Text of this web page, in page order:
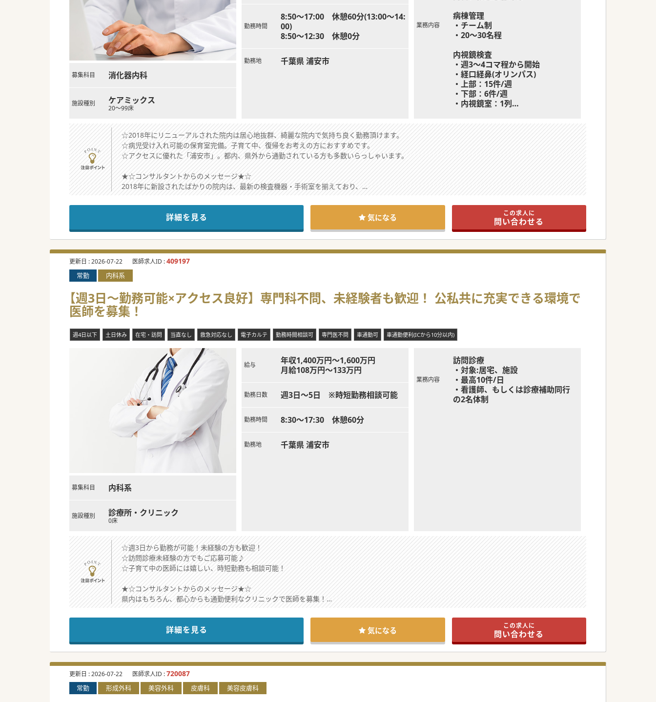
募集科目 消化器内科
施設種別 ケアミックス
20～99床
勤務時間
8:50～17:00 休憩60分(13:00～14:
00)
8:50～12:30 休憩0分
勤務地 千葉県 浦安市
業務内容
病棟管理
・チーム制
・20～30名程
内視鏡検査
・週3～4コマ程から開始
・経口経鼻(オリンパス)
・上部：15件/週
・下部：6件/週
・内視鏡室：1列
・肝胆膵症例：現状無し
救急対応
・救急車：3～5台/日
☆2018年にリニューアルされた院内は居心地抜群、綺麗な院内で気持ち良く勤務頂けます。
☆病児受け入れ可能の保育室完備。子育て中、復帰をお考えの方におすすめです。
☆アクセスに優れた「浦安市」。都内、県外から通勤されている方も多数いらっしゃいます。
★☆コンサルタントからのメッセージ★☆
2018年に新設されたばかりの院内は、最新の検査機器・手術室を揃えており、
常に最適な医療を提供する環境が整っています。
標榜科も多く、それぞれ他科との連携も良いので働きやすい病院です。
病児受け入れ可能の託児所も併設されているので、子育て中の方にもおすすめします。
#秋入職可
詳細を見る 気になる この求人に
問い合わせる
更新日 :2026-07-22 医師求人ID :409197
常勤 内科系
【週3日～勤務可能×アクセス良好】専門科不問、未経験者も歓迎！ 公私共に充実できる環境で
医師を募集！
週4日以下 土日休み 在宅・訪問 当直なし 救急対応なし 電子カルテ 勤務時間相談可 専門医不問 車通勤可 車通勤便利(ICから10分以内)
募集科目 内科系
施設種別 診療所・クリニック
0床
給与
年収1,400万円～1,600万円
月給108万円～133万円
勤務日数 週3日～5日 ※時短勤務相談可能
勤務時間 8:30～17:30 休憩60分
勤務地 千葉県 浦安市
業務内容
訪問診療
・対象:居宅、施設
・最高10件/日
・看護師、もしくは診療補助同行
の2名体制
☆週3日から勤務が可能！未経験の方も歓迎！
☆訪問診療未経験の方でもご応募可能♪
☆子育て中の医師には嬉しい、時短勤務も相談可能！
★☆コンサルタントからのメッセージ★☆
県内はもちろん、都心からも通勤便利なクリニックで医師を募集！
院長が女性ということもあり、子育てに大変理解のある職場です。
ホスピタリティを重視するクリニックですので、訪問診療のご経験は不問。
公私の両立を目指す方におすすめの求人、ご興味のある方はお気軽にお問合せください。
#春入職可 #秋入職可
詳細を見る 気になる この求人に
問い合わせる
更新日 :2026-07-22 医師求人ID :720087
常勤 形成外科 美容外科 皮膚科 美容皮膚科